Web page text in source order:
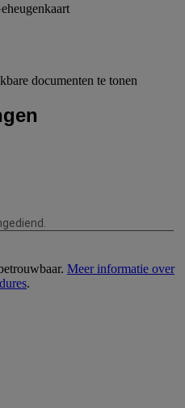
documenten te tonen
Meer informatie over
.